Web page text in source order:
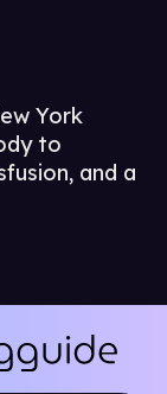
York
to
and a